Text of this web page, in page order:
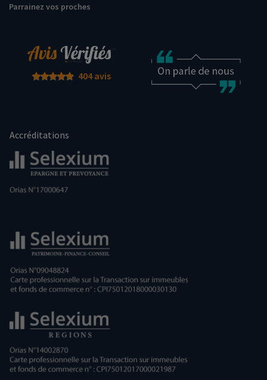
Parrainez vos proches
404 avis
Accréditations